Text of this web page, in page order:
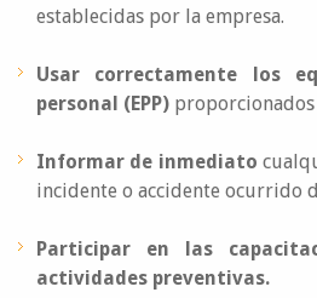
establecidas por la empresa.
Usar correctamente los
personal (EPP)
Informar de inmediato
incidente o accidente ocurrido
Participar en las
actividades preventivas.